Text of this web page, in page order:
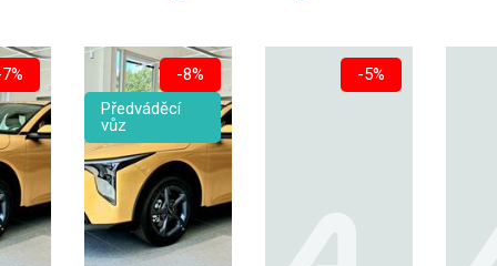
-8%
Předváděcí
vůz
-5%